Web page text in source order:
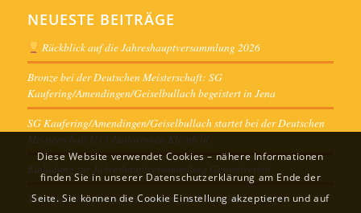
NEUESTE BEITRÄGE
Rückblick auf die Jahreshauptversammlung 2026
Bronze bei der Deutschen Meisterschaft: SG
Kaufering/Amendingen/Geiselbullach begeistert in Jena
SG Kaufering/Amendingen/Geiselbullach startet bei der Deutschen
Meisterschaft U13 Juniorinnen Kleinfeld
Einladung zur Jahreshauptversammlung Gesamtverein
Termine Jahreshauptversammlung und Ausschusssitzungen
Diese Website verwendet Cookies – nähere Informationen
finden Sie in unserer Datenschutzerklärung am Ende der
Seite. Sie können die Cookie Einstellung akzeptieren und auf